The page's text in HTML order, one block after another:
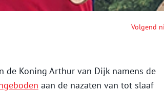
Volgend
de Koning Arthur van Dijk namens de
aan de nazaten van tot slaaf